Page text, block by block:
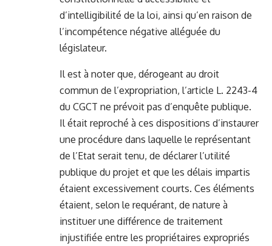
d’intelligibilité de la loi, ainsi qu’en raison de
l’incompétence négative alléguée du
législateur.
Il est à noter que, dérogeant au droit
commun de l’expropriation, l’article L. 2243-4
du CGCT ne prévoit pas d’enquête publique.
Il était reproché à ces dispositions d’instaurer
une procédure dans laquelle le représentant
de l’Etat serait tenu, de déclarer l’utilité
publique du projet et que les délais impartis
étaient excessivement courts. Ces éléments
étaient, selon le requérant, de nature à
instituer une différence de traitement
injustifiée entre les propriétaires expropriés